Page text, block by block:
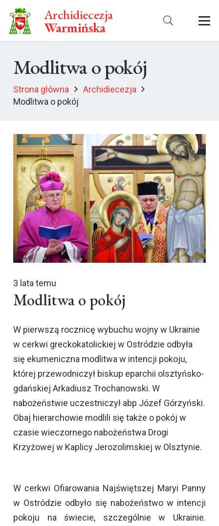
Archidiecezja
Warmińska
Modlitwa o pokój
Strona główna
Archidiecezja
Modlitwa o pokój
3 lata temu
Modlitwa o pokój
W pierwszą rocznicę wybuchu wojny w Ukrainie
w cerkwi greckokatolickiej w Ostródzie odbyła
się ekumeniczna modlitwa w intencji pokoju,
której przewodniczył biskup eparchii olsztyńsko-
gdańskiej Arkadiusz Trochanowski. W
nabożeństwie uczestniczył abp Józef Górzyński.
Obaj hierarchowie modlili się także o pokój w
czasie wieczornego nabożeństwa Drogi
Krzyżowej w Kaplicy Jerozolimskiej w Olsztynie.
W cerkwi Ofiarowania Najświętszej Maryi Panny
w Ostródzie odbyło się nabożeństwo w intencji
pokoju na świecie, szczególnie w Ukrainie.